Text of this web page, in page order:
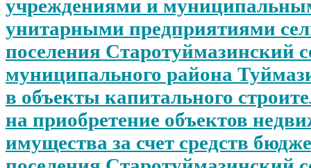
учреждениями и
унитарными предприятиями
поселения Старотуймазинский
муниципального района
в объекты капитального
на приобретение объектов
имущества за счет средств